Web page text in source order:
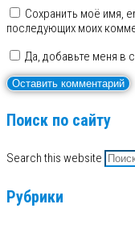
Сохранить моё имя,
последующих моих
Да, добавьте меня в
Поиск по сайту
Search this website
Рубрики